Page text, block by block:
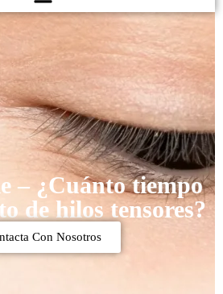
– ¿Cuánto tiempo
de hilos tensores?
Con Nosotros